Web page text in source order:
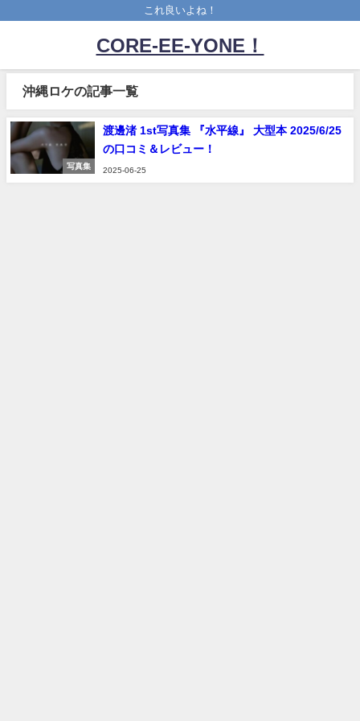
これ良いよね！
CORE-EE-YONE！
沖縄ロケの記事一覧
写真集
渡邊渚 1st写真集 『水平線』 大型本 2025/6/25
の口コミ＆レビュー！
2025-06-25